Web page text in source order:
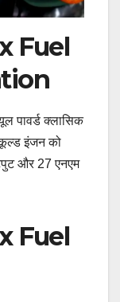
Fuel
पावर्ड क्लासिक
इंजन को
और 27 एनएम
Fuel